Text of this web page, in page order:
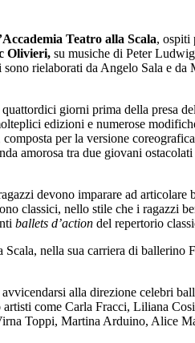
Teatro alla Scala, ospiti
Olivieri, su musiche di Peter
rielaborati da Angelo Sala e
giorni prima della presa
edizioni e numerose
per la versione
amorosa tra due giovani
devono imparare ad
classici, nello stile che i ragazzi
ballets d’action del repertorio
nella sua carriera di
alla direzione celebri
come Carla Fracci, Liliana
Toppi, Martina Arduino, Alice